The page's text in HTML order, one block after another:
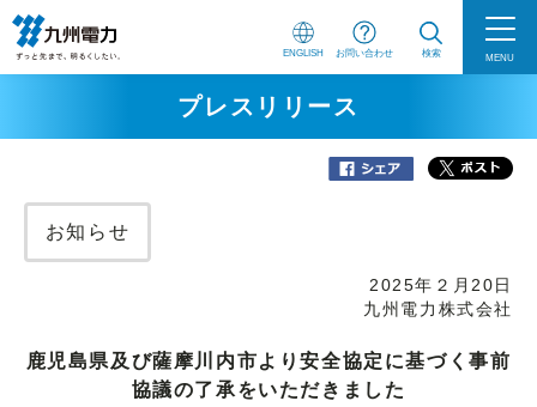
ENGLISH お問い合わせ 検索 MENU
プレスリリース
お知らせ
2025年２月20日
九州電力株式会社
鹿児島県及び薩摩川内市より安全協定に基づく事前
協議の了承をいただきました